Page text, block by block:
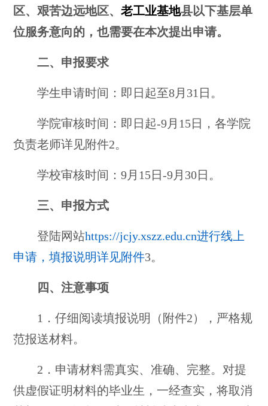
区、艰苦边远地区、 老工业基地县以下基层单
位服务意向的，也需要在本次提出申请。
二、申报要求
学生申请时间：即日起至8月31日。
学院审核时间：即日起-9月15日，各学院
负责老师详见附件2。
学校审核时间： 9月15日 -9月30日。
三、申报方式
登陆网站https://jcjy.xszz.edu.cn进行线上
申请，填报说明详见附件3。
四、注意事项
1．仔细阅读填报说明（附件2），严格规
范报送材料。
2．申请材料需真实、准确、完整。对提
供虚假证明材料的毕业生，一经查实，将取消